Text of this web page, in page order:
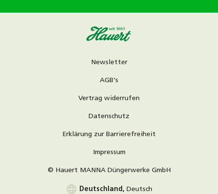
Newsletter
AGB's
Vertrag widerrufen
Datenschutz
Erklärung zur Barrierefreiheit
Impressum
© Hauert MANNA Düngerwerke GmbH
language Deutschland, Deutsch